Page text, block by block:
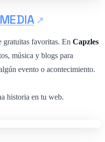
gratuitas favoritas. En Capzles
música y blogs para
evento o acontecimiento.
historia en tu web.